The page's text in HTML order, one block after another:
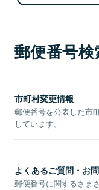
郵便番号
市町村変更情報
郵便番号を公表した市
しています。
よくあるご質問・お
郵便番号に関するさま